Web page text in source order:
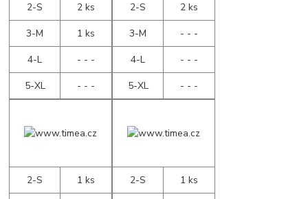
2-S
2 ks
3-M
1 ks
4-L
- - -
5-XL
- - -
2-S
2 ks
3-M
- - -
4-L
- - -
5-XL
- - -
2-S
1 ks
2-S
1 ks